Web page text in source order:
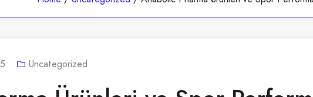
Uncategorized